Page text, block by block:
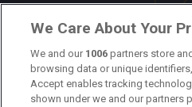
Om oss
Kontakta oss
Kundtjänst
We Care About Your
We and our 1006 partners store
browsing data or unique
Accept enables tracking
shown under we and our partners